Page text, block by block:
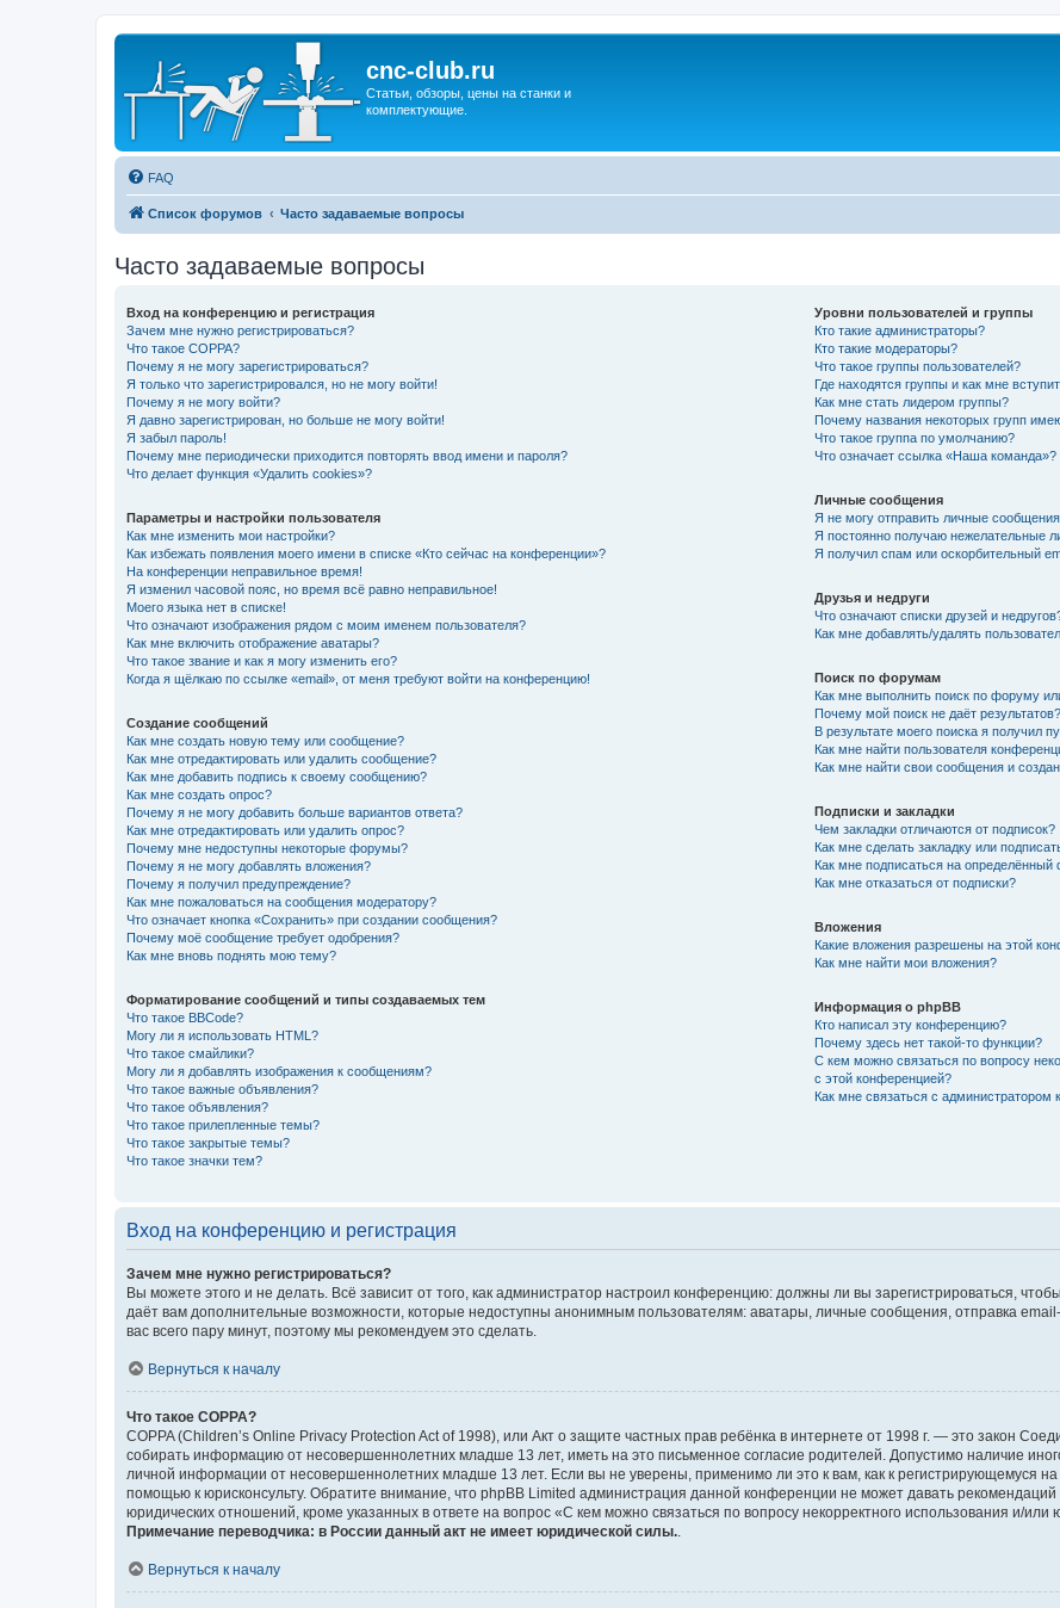
cnc-club.ru
Статьи, обзоры, цены на станки и
комплектующие.
FAQ
Список форумов Часто задаваемые вопросы
Часто задаваемые вопросы
Вход на конференцию и регистрация
Зачем мне нужно регистрироваться?
Что такое COPPA?
Почему я не могу зарегистрироваться?
Я только что зарегистрировался, но не могу войти!
Почему я не могу войти?
Я давно зарегистрирован, но больше не могу войти!
Я забыл пароль!
Почему мне периодически приходится повторять ввод имени и пароля?
Что делает функция «Удалить cookies»?
Параметры и настройки пользователя
Как мне изменить мои настройки?
Как избежать появления моего имени в списке «Кто сейчас на конференции»?
На конференции неправильное время!
Я изменил часовой пояс, но время всё равно неправильное!
Моего языка нет в списке!
Что означают изображения рядом с моим именем пользователя?
Как мне включить отображение аватары?
Что такое звание и как я могу изменить его?
Когда я щёлкаю по ссылке «email», от меня требуют войти на конференцию!
Создание сообщений
Как мне создать новую тему или сообщение?
Как мне отредактировать или удалить сообщение?
Как мне добавить подпись к своему сообщению?
Как мне создать опрос?
Почему я не могу добавить больше вариантов ответа?
Как мне отредактировать или удалить опрос?
Почему мне недоступны некоторые форумы?
Почему я не могу добавлять вложения?
Почему я получил предупреждение?
Как мне пожаловаться на сообщения модератору?
Что означает кнопка «Сохранить» при создании сообщения?
Почему моё сообщение требует одобрения?
Как мне вновь поднять мою тему?
Форматирование сообщений и типы создаваемых тем
Что такое BBCode?
Могу ли я использовать HTML?
Что такое смайлики?
Могу ли я добавлять изображения к сообщениям?
Что такое важные объявления?
Что такое объявления?
Что такое прилепленные темы?
Что такое закрытые темы?
Что такое значки тем?
Уровни пользователей и группы
Кто такие администраторы?
Кто такие модераторы?
Что такое группы пользователей?
Где находятся группы и как мне
Как мне стать лидером группы?
Почему названия некоторых групп
Что такое группа по умолчанию?
Что означает ссылка «Наша команда»?
Личные сообщения
Я не могу отправить личные
Я постоянно получаю нежелательные
Я получил спам или оскорбительный
Друзья и недруги
Что означают списки друзей и
Как мне добавлять/удалять
Поиск по форумам
Как мне выполнить поиск по форуму
Почему мой поиск не даёт результатов?
В результате моего поиска я получил
Как мне найти пользователя
Как мне найти свои сообщения и
Подписки и закладки
Чем закладки отличаются от подписок?
Как мне сделать закладку или
Как мне подписаться на
Как мне отказаться от подписки?
Вложения
Какие вложения разрешены на этой
Как мне найти мои вложения?
Информация о phpBB
Кто написал эту конференцию?
Почему здесь нет такой-то функции?
С кем можно связаться по вопросу
с этой конференцией?
Как мне связаться с администратором
Вход на конференцию и регистрация
Зачем мне нужно регистрироваться?
Вы можете этого и не делать. Всё зависит от того, как администратор настроил конференцию: должны ли вы зарегистрироваться,
даёт вам дополнительные возможности, которые недоступны анонимным пользователям: аватары, личные сообщения, отправка email-
вас всего пару минут, поэтому мы рекомендуем это сделать.
Вернуться к началу
Что такое COPPA?
COPPA (Children’s Online Privacy Protection Act of 1998), или Акт о защите частных прав ребёнка в интернете от 1998 г. — это закон
собирать информацию от несовершеннолетних младше 13 лет, иметь на это письменное согласие родителей. Допустимо наличие
личной информации от несовершеннолетних младше 13 лет. Если вы не уверены, применимо ли это к вам, как к регистрирующемуся
помощью к юрисконсульту. Обратите внимание, что phpBB Limited администрация данной конференции не может давать
юридических отношений, кроме указанных в ответе на вопрос «С кем можно связаться по вопросу некорректного использования и/
Примечание переводчика: в России данный акт не имеет юридической силы..
Вернуться к началу